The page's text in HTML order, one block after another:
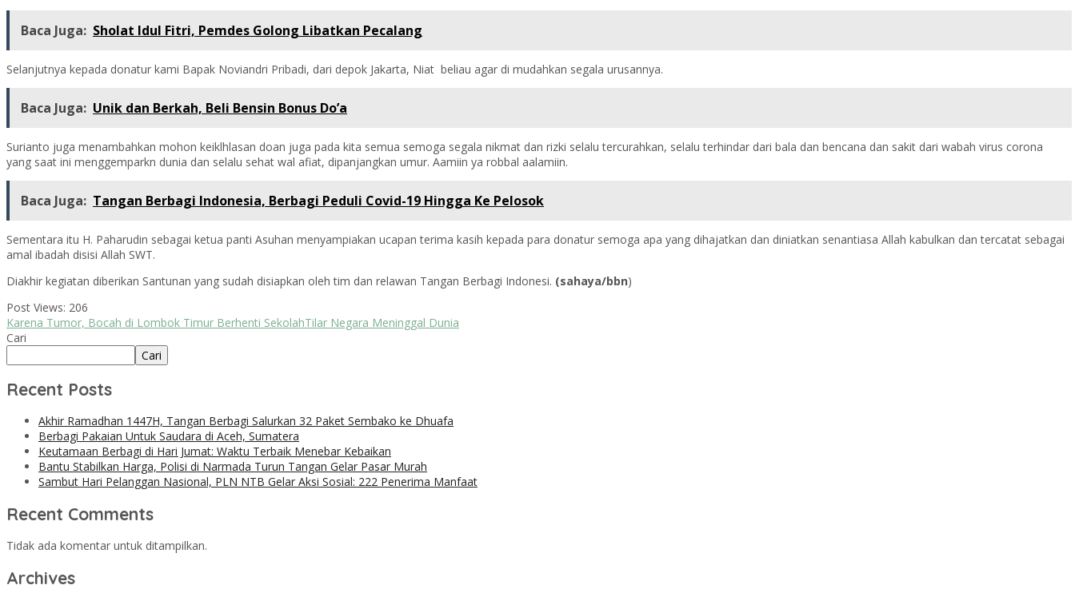
Baca Juga: Sholat Idul Fitri, Pemdes Golong Libatkan Pecalang
Selanjutnya kepada donatur kami Bapak Noviandri Pribadi, dari depok Jakarta, Niat beliau agar di mudahkan segala urusannya.
Baca Juga: Unik dan Berkah, Beli Bensin Bonus Do’a
Surianto juga menambahkan mohon keiklhlasan doan juga pada kita semua semoga segala nikmat dan rizki selalu tercurahkan, selalu terhindar dari bala dan bencana dan sakit dari wabah virus corona
yang saat ini menggemparkn dunia dan selalu sehat wal afiat, dipanjangkan umur. Aamiin ya robbal aalamiin.
Baca Juga: Tangan Berbagi Indonesia, Berbagi Peduli Covid-19 Hingga Ke Pelosok
Sementara itu H. Paharudin sebagai ketua panti Asuhan menyampiakan ucapan terima kasih kepada para donatur semoga apa yang dihajatkan dan diniatkan senantiasa Allah kabulkan dan tercatat sebagai
amal ibadah disisi Allah SWT.
Diakhir kegiatan diberikan Santunan yang sudah disiapkan oleh tim dan relawan Tangan Berbagi Indonesi. (sahaya/bbn)
Post Views: 206
Karena Tumor, Bocah di Lombok Timur Berhenti SekolahTilar Negara Meninggal Dunia
Cari
Cari
Recent Posts
Akhir Ramadhan 1447H, Tangan Berbagi Salurkan 32 Paket Sembako ke Dhuafa
Berbagi Pakaian Untuk Saudara di Aceh, Sumatera
Keutamaan Berbagi di Hari Jumat: Waktu Terbaik Menebar Kebaikan
Bantu Stabilkan Harga, Polisi di Narmada Turun Tangan Gelar Pasar Murah
Sambut Hari Pelanggan Nasional, PLN NTB Gelar Aksi Sosial: 222 Penerima Manfaat
Recent Comments
Tidak ada komentar untuk ditampilkan.
Archives